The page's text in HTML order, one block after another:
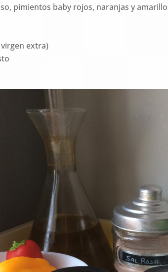
pimientos baby rojos, naranjas y
virgen extra)